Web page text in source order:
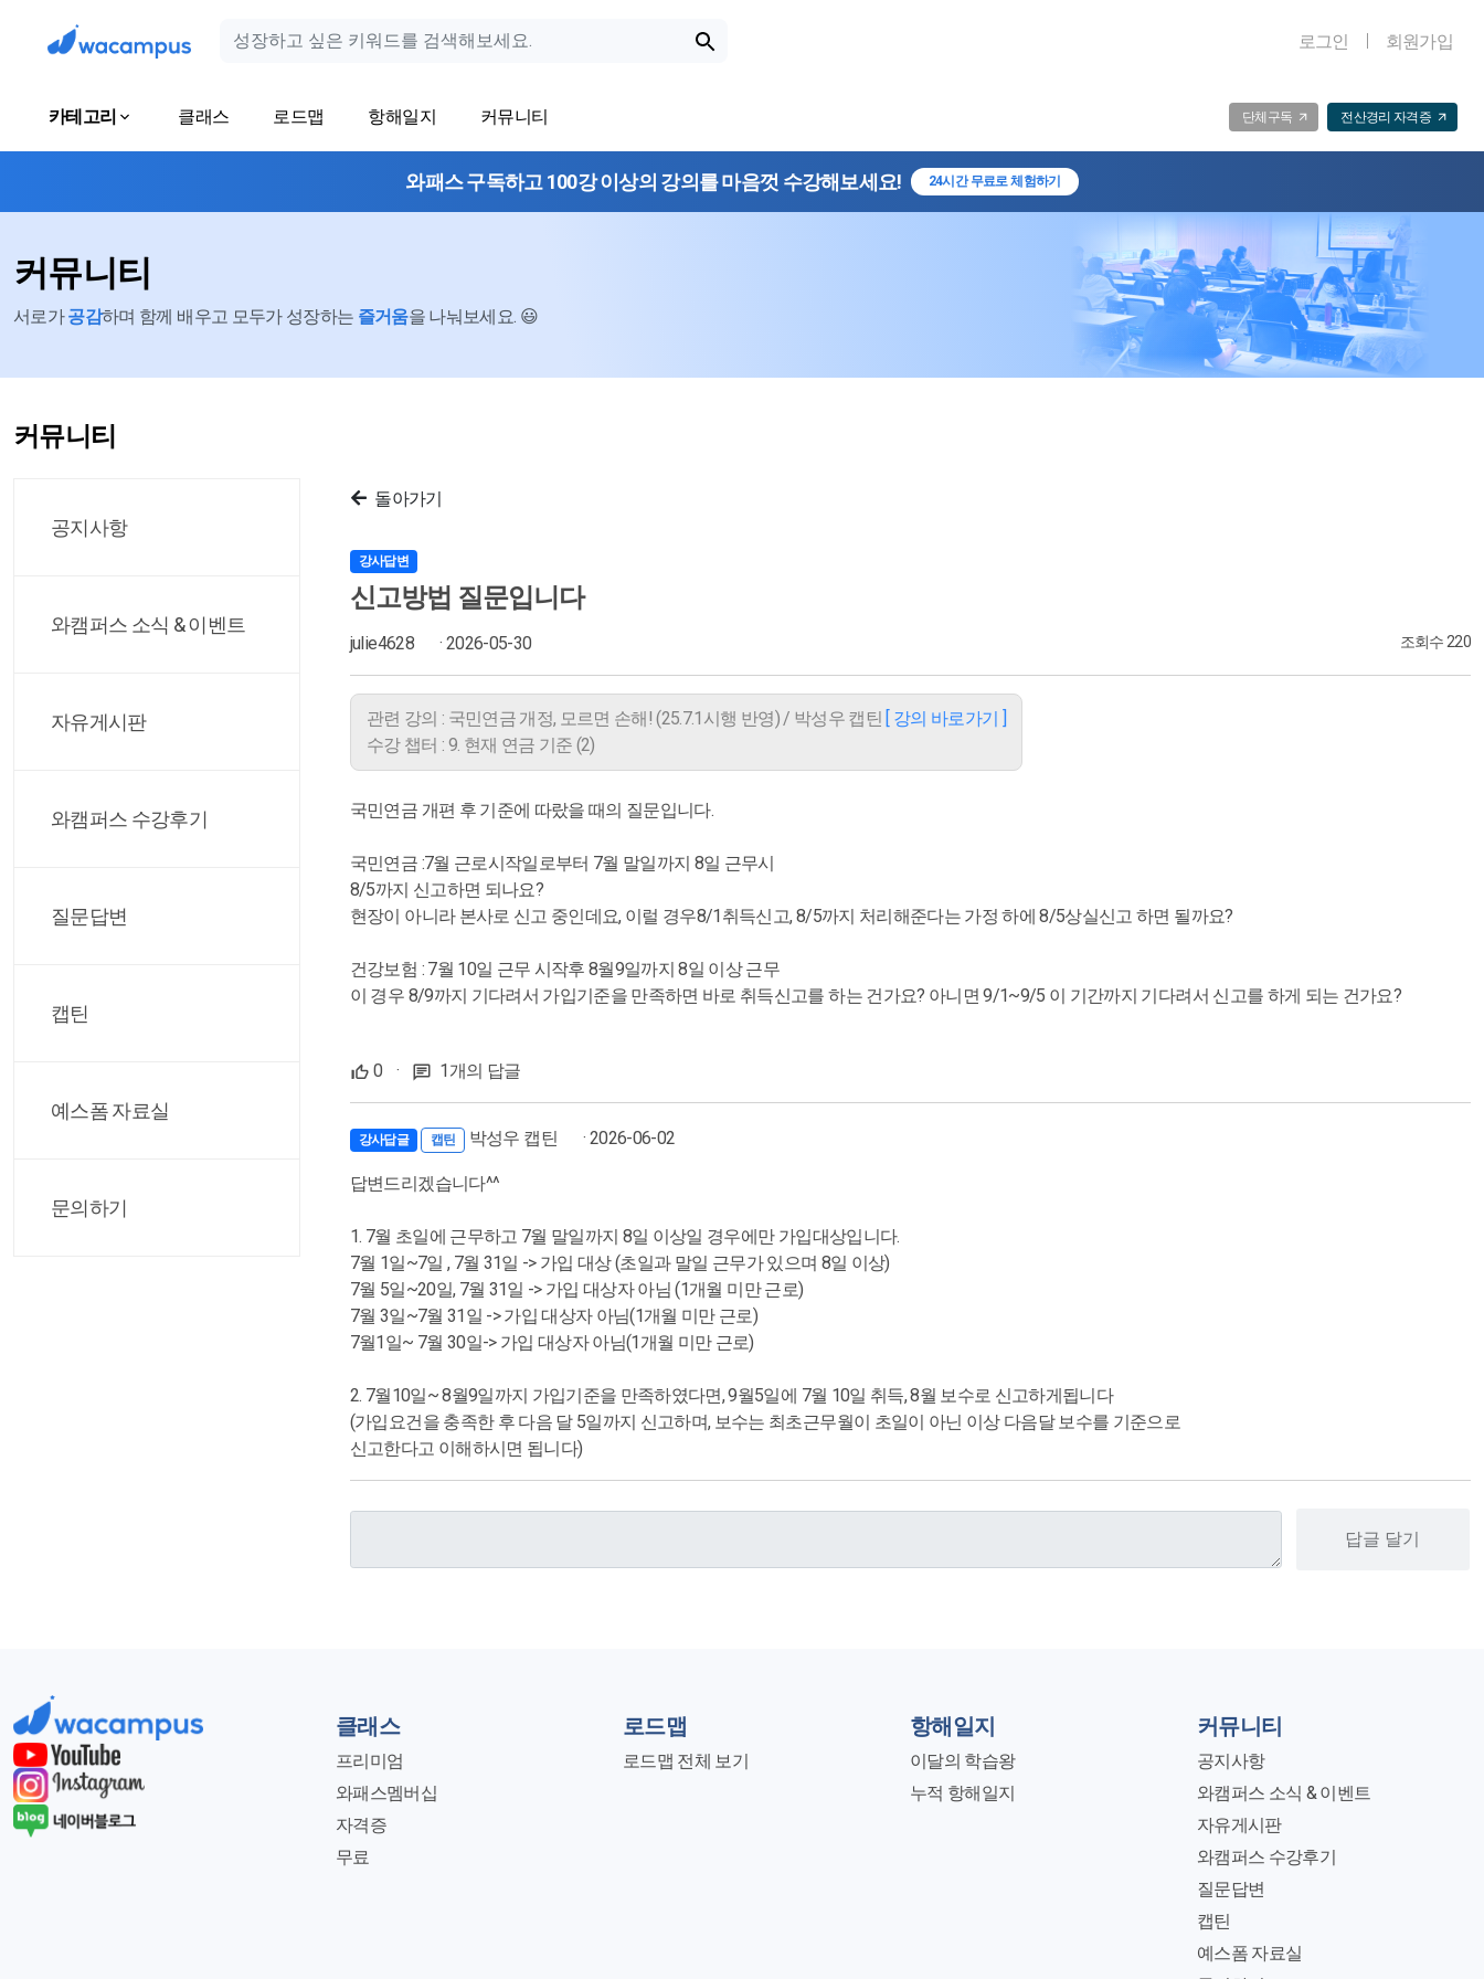
로그인 회원가입
카테고리 클래스 로드맵 항해일지 커뮤니티 단체구독 전산경리 자격증
와패스 구독하고 100강 이상의 강의를 마음껏 수강해보세요! 24시간 무료로 체험하기
커뮤니티
서로가공감하며 함께 배우고 모두가 성장하는 즐거움을 나눠보세요. 😃
커뮤니티
공지사항
와캠퍼스 소식 & 이벤트
자유게시판
와캠퍼스 수강후기
질문답변
캡틴
예스폼 자료실
문의하기
돌아가기
강사답변
신고방법 질문입니다
julie4628 · 2026-05-30 조회수 220
관련 강의 : 국민연금 개정, 모르면 손해! (25.7.1시행 반영) / 박성우 캡틴
[ 강의 바로가기 ]
수강 챕터 : 9. 현재 연금 기준 (2)
국민연금 개편 후 기준에 따랐을 때의 질문입니다.
국민연금 :7월 근로시작일로부터 7월 말일까지 8일 근무시
8/5까지 신고하면 되나요?
현장이 아니라 본사로 신고 중인데요, 이럴 경우8/1취득신고, 8/5까지 처리해준다는 가정 하에 8/5상실신고 하면 될까요?
건강보험 : 7월 10일 근무 시작후 8월9일까지 8일 이상 근무
이 경우 8/9까지 기다려서 가입기준을 만족하면 바로 취득신고를 하는 건가요? 아니면 9/1~9/5 이 기간까지 기다려서 신고를 하게 되는 건가요?
0 · 1개의 답글
강사답글 캡틴 박성우 캡틴 · 2026-06-02
답변드리겠습니다^^
1. 7월 초일에 근무하고 7월 말일까지 8일 이상일 경우에만 가입대상입니다.
7월 1일~7일 , 7월 31일 -> 가입 대상 (초일과 말일 근무가 있으며 8일 이상)
7월 5일~20일, 7월 31일 -> 가입 대상자 아님 (1개월 미만 근로)
7월 3일~7월 31일 -> 가입 대상자 아님(1개월 미만 근로)
7월1일~ 7월 30일-> 가입 대상자 아님(1개월 미만 근로)
2. 7월10일~ 8월9일까지 가입기준을 만족하였다면, 9월5일에 7월 10일 취득, 8월 보수로 신고하게됩니다
(가입요건을 충족한 후 다음 달 5일까지 신고하며, 보수는 최초근무월이 초일이 아닌 이상 다음달 보수를 기준으로
신고한다고 이해하시면 됩니다)
답글 달기
클래스
프리미엄
와패스멤버십
자격증
무료
로드맵
로드맵 전체 보기
항해일지
이달의 학습왕
누적 항해일지
커뮤니티
공지사항
와캠퍼스 소식 & 이벤트
자유게시판
와캠퍼스 수강후기
질문답변
캡틴
예스폼 자료실